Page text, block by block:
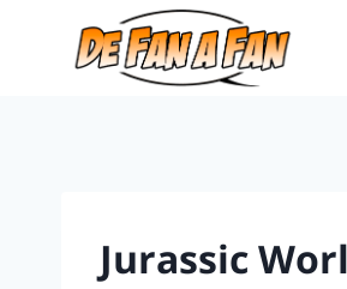
Jurassic